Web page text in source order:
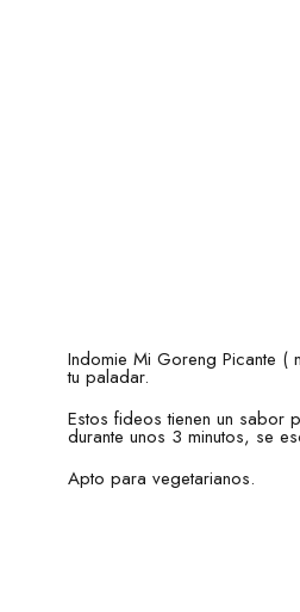
Indomie Mi Goreng Picante
tu paladar.
Estos fideos tienen un
durante unos 3 minutos, se
Apto para vegetarianos.